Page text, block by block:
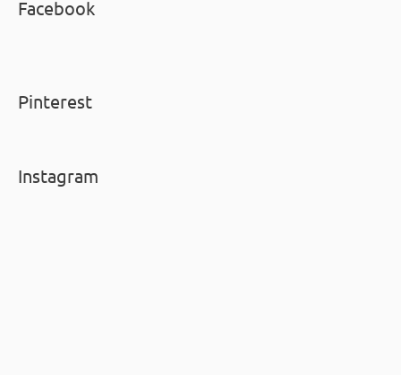
Facebook
Pinterest
Instagram